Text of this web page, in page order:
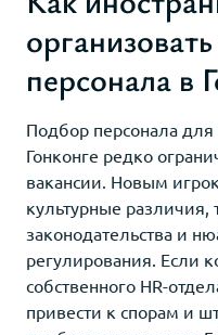
персонала в
Подбор персонала
Гонконге редко
вакансии. Новым
культурные различия,
законодательства и
регулирования. Если
собственного HR-
привести к спорам и